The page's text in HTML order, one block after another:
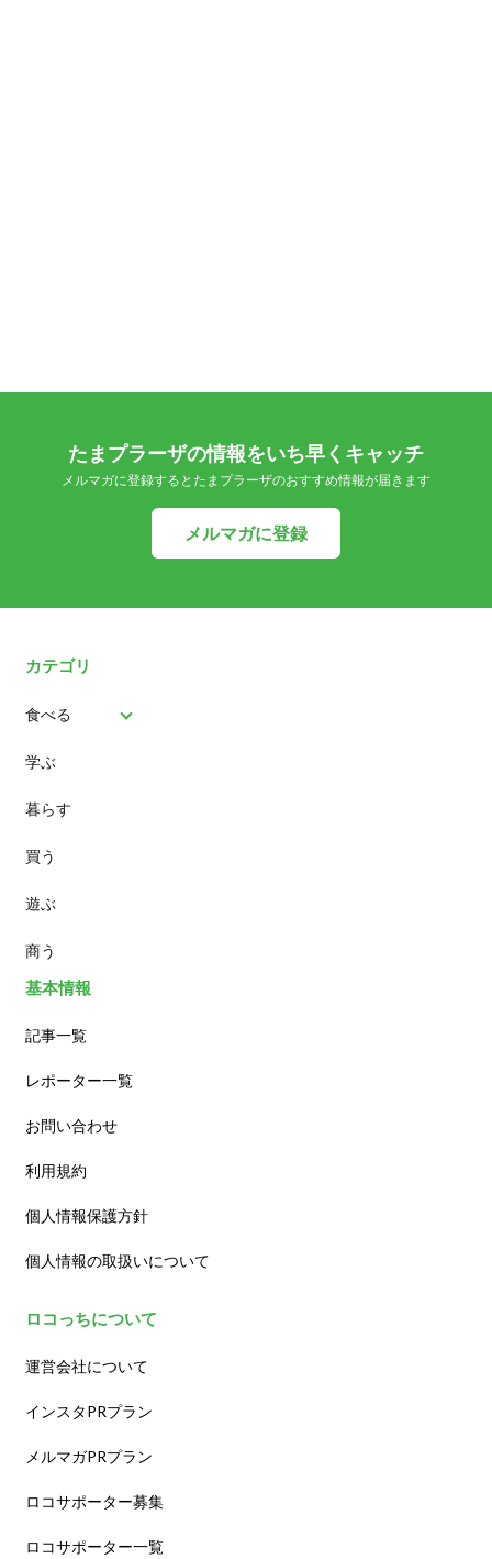
たまプラーザの情報をいち早くキャッチ
メルマガに登録するとたまプラーザのおすすめ情報が届きます
メルマガに登録
カテゴリ
食べる
パン
スイーツ
ランチ
カフェ
学ぶ
暮らす
買う
遊ぶ
商う
基本情報
記事一覧
レポーター一覧
お問い合わせ
利用規約
個人情報保護方針
個人情報の取扱いについて
ロコっちについて
運営会社について
インスタPRプラン
メルマガPRプラン
ロコサポーター募集
ロコサポーター一覧